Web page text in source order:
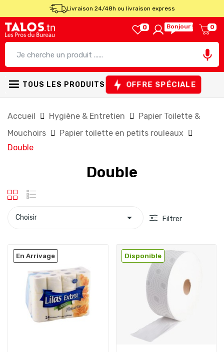
Livraison 24/48h ou livraison express
0 Bonjour ! 0

TOUS LES PRODUITS OFFRE SPÉCIALE
Accueil Hygiène & Entretien
Papier Toilette &
Mouchoirs
Papier toilette en petits rouleaux
Double
Double
Choisir  Filtrer
En Arrivage Disponible